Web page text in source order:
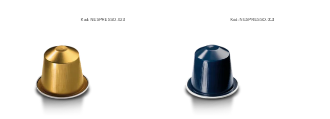
Kód: NESPRESSO-023 Kód:NESPRESSO-013